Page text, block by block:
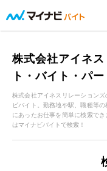
株式会社アイネ
ト・バイト・パ
株式会社アイネスリレーション
ビバイト。勤務地や駅、職種等
にあったお仕事を簡単に検索で
はマイナビバイトで検索！